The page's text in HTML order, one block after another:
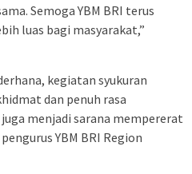
Semoga YBM BRI terus
luas bagi masyarakat,”
kegiatan syukuran
dan penuh rasa
menjadi sarana mempererat
YBM BRI Region